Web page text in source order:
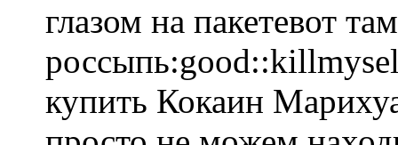
глазом на пакетевот
купить Кокаин